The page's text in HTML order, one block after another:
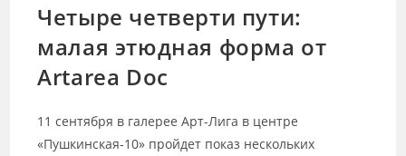
Четыре четверти пути:
малая этюдная форма от
Artarea Doc
11 сентября в галерее Арт-Лига в центре
«Пушкинская-10» пройдет показ нескольких